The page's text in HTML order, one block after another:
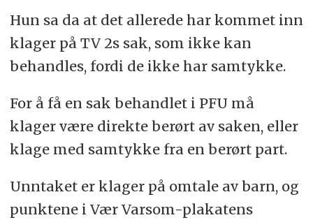
Hun sa da at det allerede har kommet inn
klager på TV 2s sak, som ikke kan
behandles, fordi de ikke har samtykke.
For å få en sak behandlet i PFU må
klager være direkte berørt av saken, eller
klage med samtykke fra en berørt part.
Unntaket er klager på omtale av barn, og
punktene i Vær Varsom-plakatens